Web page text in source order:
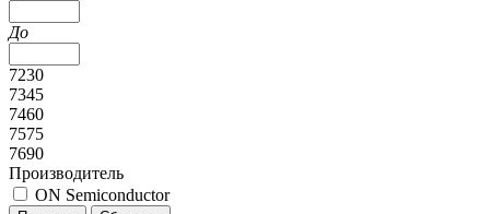
До
7230
7345
7460
7575
7690
Производитель
ON Semiconductor